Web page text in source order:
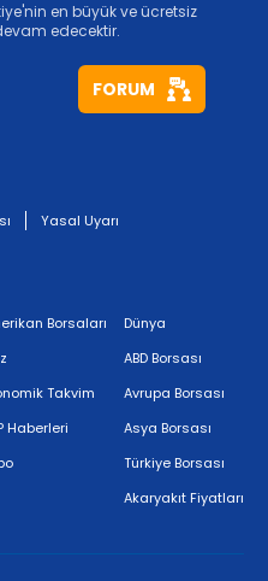
en büyük ve ücretsiz
edecektir.
FORUM
Yasal Uyarı
Borsaları
Takvim
Haberleri
Dünya
ABD Borsası
Avrupa Borsası
Asya Borsası
Türkiye Borsası
Akaryakıt Fiyatları